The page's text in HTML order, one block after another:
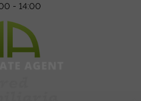
- 14:00